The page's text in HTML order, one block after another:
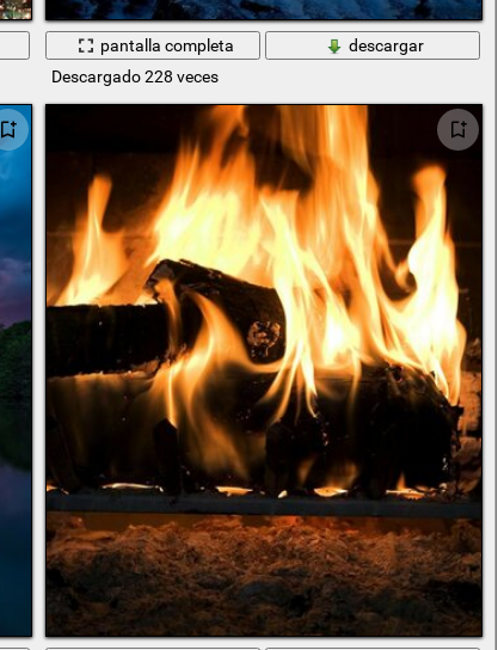
pantalla completa
descargar
Descargado 228 veces